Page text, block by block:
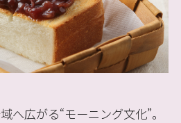
へ広がる“モーニング文化”。